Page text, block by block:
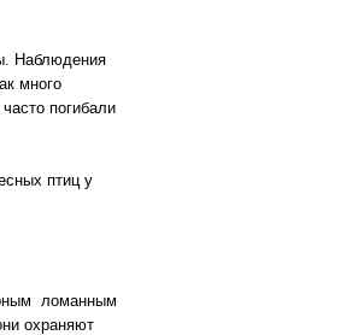
Наблюдения
много
погибали
птиц у
ломанным
охраняют